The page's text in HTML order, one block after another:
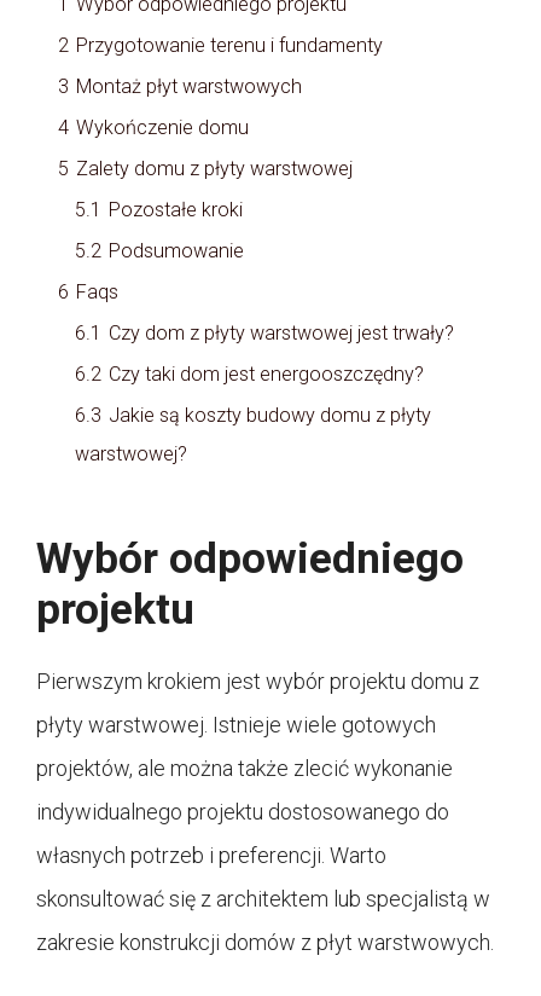
2 Przygotowanie terenu i fundamenty
3 Montaż płyt warstwowych
4 Wykończenie domu
5 Zalety domu z płyty warstwowej
5.1
Pozostałe kroki
5.2 Podsumowanie
6 Faqs
6.1 Czy dom z płyty warstwowej jest trwały?
6.2 Czy taki dom jest energooszczędny?
6.3 Jakie są koszty budowy domu z płyty
warstwowej?
Wybór odpowiedniego
projektu
Pierwszym krokiem jest wybór projektu domu z
płyty warstwowej. Istnieje wiele gotowych
projektów, ale można także zlecić wykonanie
indywidualnego projektu dostosowanego do
własnych potrzeb i preferencji. Warto
skonsultować się z architektem lub specjalistą w
zakresie konstrukcji domów z płyt warstwowych.